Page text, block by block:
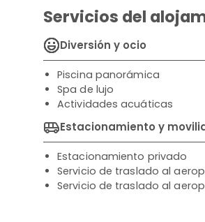
Servicios del
Diversión y ocio
Piscina panorámica
Spa de lujo
Actividades acuáticas
Estacionamiento y
Estacionamiento privado
Servicio de traslado al
Servicio de traslado al